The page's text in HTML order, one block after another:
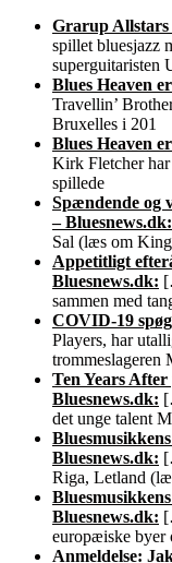
Grarup Allstars
spillet bluesjazz
superguitaristen
Blues Heaven
Travellin’
Bruxelles i 201
Blues Heaven
Kirk Fletcher
spillede
Spændende og
– Bluesnews.dk:
Sal (læs om
Appetitligt
Bluesnews.dk:
sammen med
COVID-19
Players, har
trommeslageren
Ten Years
Bluesnews.dk:
det unge talent
Bluesnews.dk:
Riga, Letland
Bluesnews.dk:
europæiske byer
Anmeldelse: